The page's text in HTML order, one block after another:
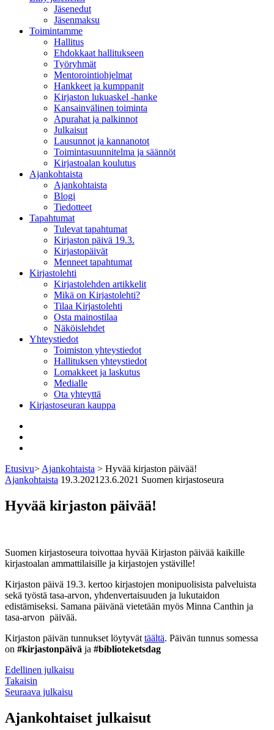
Jäsenedut
Jäsenmaksu
Toimintamme
Hallitus
Ehdokkaat hallitukseen
Työryhmät
Mentorointi­ohjelmat
Hankkeet ja kumppanit
Kirjaston lukuaskel -hanke
Kansainvälinen toiminta
Apurahat ja palkinnot
Julkaisut
Lausunnot ja kannanotot
Toimintasuunnitelma ja säännöt
Kirjastoalan koulutus
Ajankohtaista
Ajankohtaista
Blogi
Tiedotteet
Tapahtumat
Tulevat tapahtumat
Kirjaston päivä 19.3.
Kirjastopäivät
Menneet tapahtumat
Kirjastolehti
Kirjastolehden artikkelit
Mikä on Kirjastolehti?
Tilaa Kirjastolehti
Osta mainostilaa
Näköislehdet
Yhteystiedot
Toimiston yhteystiedot
Hallituksen yhteystiedot
Lomakkeet ja laskutus
Medialle
Ota yhteyttä
Kirjastoseuran kauppa
Etusivu> Ajankohtaista > Hyvää kirjaston päivää!
Ajankohtaista 19.3.2021 23.6.2021 Suomen kirjastoseura
Hyvää kirjaston päivää!
Suomen kirjastoseura toivottaa hyvää Kirjaston päivää kaikille
kirjastoalan ammattilaisille ja kirjastojen ystäville!
Kirjaston päivä 19.3. kertoo kirjastojen monipuolisista palveluista
sekä työstä tasa-arvon, yhdenvertaisuuden ja lukutaidon
edistämiseksi. Samana päivänä vietetään myös Minna Canthin ja
tasa-arvon päivää.
Kirjaston päivän tunnukset löytyvät täältä. Päivän tunnus somessa
on #kirjastonpäivä ja #biblioteketsdag
Edellinen julkaisu
Takaisin
Seuraava julkaisu
Ajankohtaiset julkaisut